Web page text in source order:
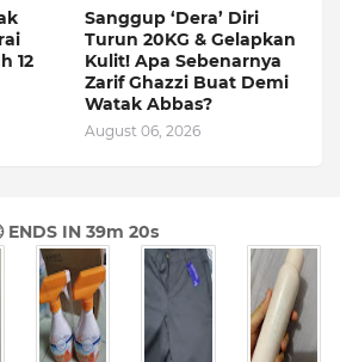
12
Sanggup ‘Dera’ Diri
Turun 20KG & Gelapkan
Kulit! Apa Sebenarnya
Zarif Ghazzi Buat Demi
Watak Abbas?
August 06, 2026
ENDS IN39m 19s